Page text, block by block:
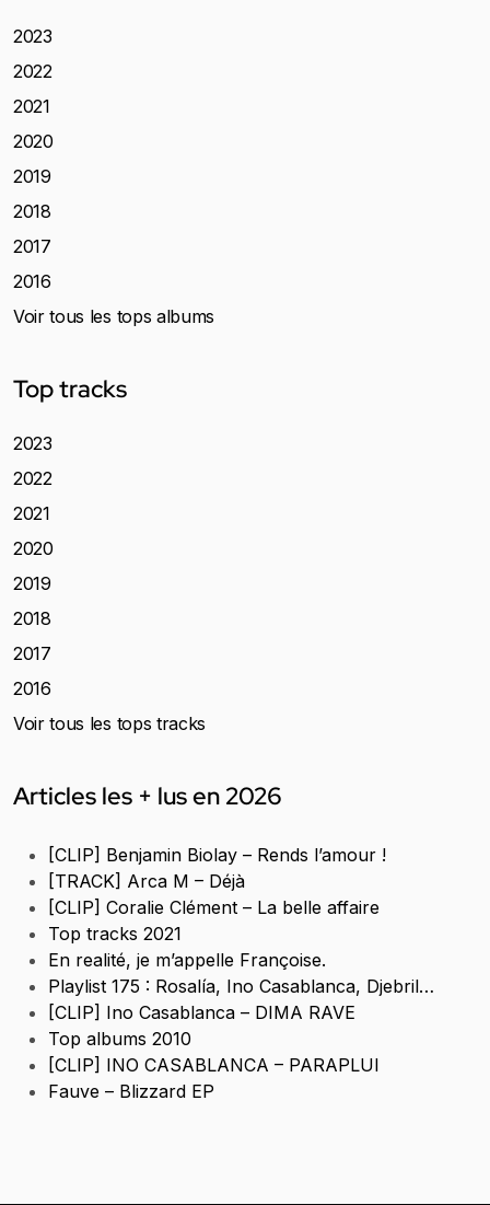
2023
2022
2021
2020
2019
2018
2017
2016
Voir tous les tops albums
Top tracks
2023
2022
2021
2020
2019
2018
2017
2016
Voir tous les tops tracks
Articles les + lus en 2026
[CLIP] Benjamin Biolay – Rends l’amour !
[TRACK] Arca M – Déjà
[CLIP] Coralie Clément – La belle affaire
Top tracks 2021
En realité, je m’appelle Françoise.
Playlist 175 : Rosalía, Ino Casablanca, Djebril…
[CLIP] Ino Casablanca – DIMA RAVE
Top albums 2010
[CLIP] INO CASABLANCA – PARAPLUI
Fauve – Blizzard EP